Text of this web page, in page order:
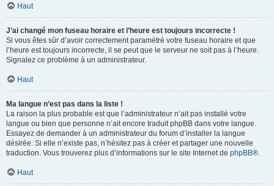
Haut
J’ai changé mon fuseau horaire et l’heure est toujours incorrecte !
Si vous êtes sûr d’avoir correctement paramétré votre fuseau horaire et que
l’heure est toujours incorrecte, il se peut que le serveur ne soit pas à l’heure.
Signalez ce problème à un administrateur.
Haut
Ma langue n’est pas dans la liste !
La raison la plus probable est que l’administrateur n’ait pas installé votre
langue ou bien que personne n’ait encore traduit phpBB dans votre langue.
Essayez de demander à un administrateur du forum d’installer la langue
désirée. Si elle n’existe pas, n’hésitez pas à créer et partager une nouvelle
traduction. Vous trouverez plus d’informations sur le site Internet de phpBB®.
Haut